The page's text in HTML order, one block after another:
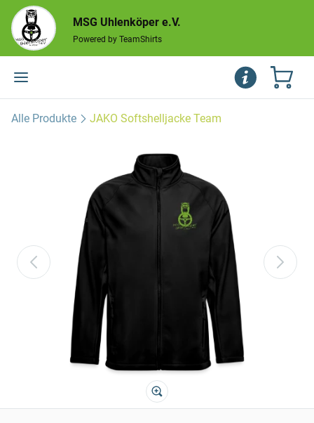
MSG Uhlenköper e.V.
Powered by TeamShirts
Alle Produkte JAKO Softshelljacke Team